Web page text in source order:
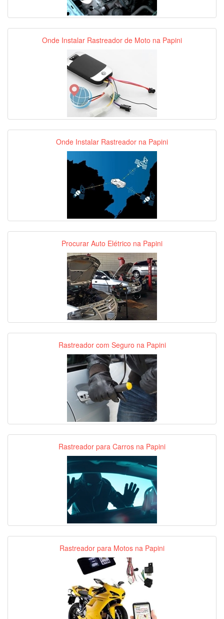
Onde Instalar Rastreador de Moto na Papini
Onde Instalar Rastreador na Papini
Procurar Auto Elétrico na Papini
Rastreador com Seguro na Papini
Rastreador para Carros na Papini
Rastreador para Motos na Papini